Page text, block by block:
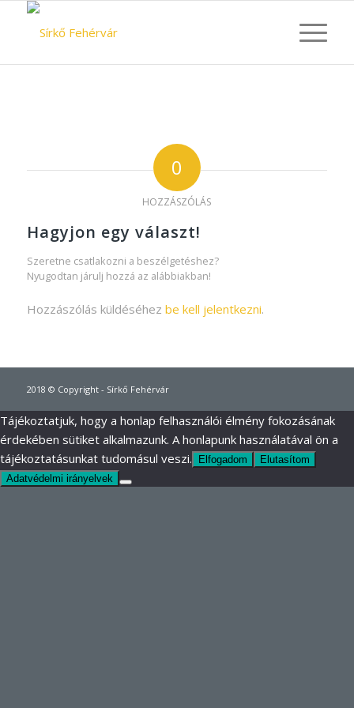
0
HOZZÁSZÓLÁS
Hagyjon egy választ!
Szeretne csatlakozni a beszélgetéshez?
Nyugodtan járulj hozzá az alábbiakban!
Hozzászólás küldéséhez be kell jelentkezni.
2018 © Copyright - Sírkő Fehérvár
Tájékoztatjuk, hogy a honlap felhasználói élmény fokozásának
érdekében sütiket alkalmazunk. A honlapunk használatával ön a
tájékoztatásunkat tudomásul veszi.
Elfogadom
Elutasítom
Adatvédelmi irányelvek